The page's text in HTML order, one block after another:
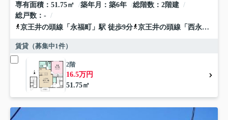
専有面積
51.75㎡ 築年月 築6年 総階数
2階建
総戸数
-
京王井の頭線 「 永福町 」駅 徒歩9分 京王井の頭線 「 西永福
賃貸（募集中1件）
2階
16.5万円
51.75㎡